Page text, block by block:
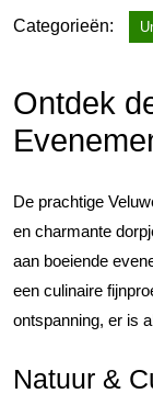
Categorieën:
Ontdek
De prachtige
en charmante
aan boeiende
een culinaire
ontspanning, er is
Natuur &